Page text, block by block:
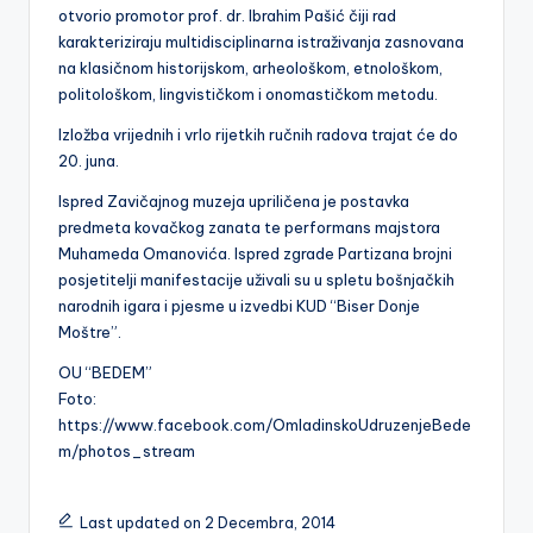
otvorio promotor prof. dr. Ibrahim Pašić čiji rad
karakteriziraju multidisciplinarna istraživanja zasnovana
na klasičnom historijskom, arheološkom, etnološkom,
politološkom, lingvističkom i onomastičkom metodu.
Izložba vrijednih i vrlo rijetkih ručnih radova trajat će do
20. juna.
Ispred Zavičajnog muzeja upriličena je postavka
predmeta kovačkog zanata te performans majstora
Muhameda Omanovića. Ispred zgrade Partizana brojni
posjetitelji manifestacije uživali su u spletu bošnjačkih
narodnih igara i pjesme u izvedbi KUD “Biser Donje
Moštre”.
OU “BEDEM”
Foto:
https://www.facebook.com/OmladinskoUdruzenjeBede
m/photos_stream
Last updated on 2 Decembra, 2014